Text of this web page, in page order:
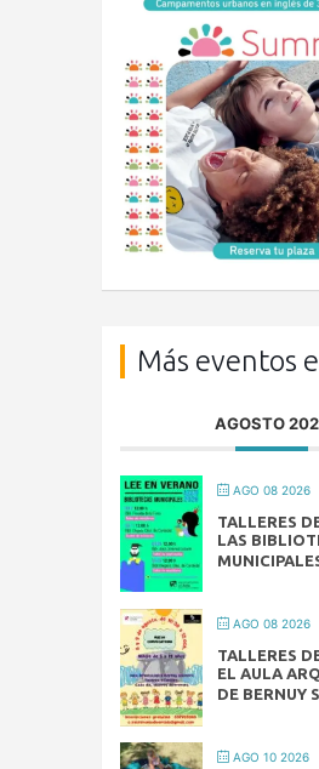
Más eventos
AGOSTO
AGO 08 2026
TALLERES
LAS
AGO 08 2026
TALLERES
EL AULA
DE BERNUY
AGO 10 2026